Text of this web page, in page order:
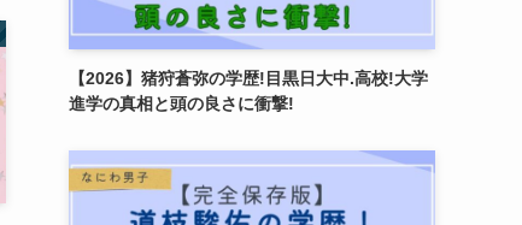
【2026】猪狩蒼弥の学歴!目黒日大中.高校!大学
進学の真相と頭の良さに衝撃!